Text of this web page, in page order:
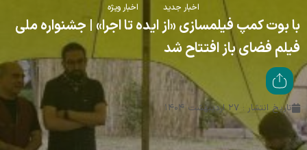
اخبار جدید اخبار ویژه
با بوت کمپ فیلمسازی «از ایده تا اجرا» | جشنواره ملی
فیلم فضای باز افتتاح شد
تاریخ انتشار : ۲۷ اردیبهشت ۱۴۰۴